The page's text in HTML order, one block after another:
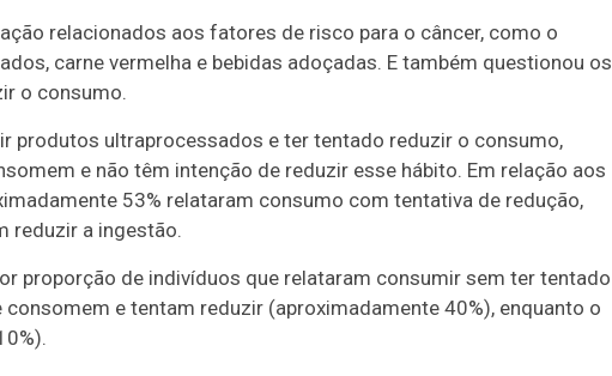
relacionados aos fatores de risco para o câncer, como o
carne vermelha e bebidas adoçadas. E também questionou os
o consumo.
produtos ultraprocessados e ter tentado reduzir o consumo,
e não têm intenção de reduzir esse hábito. Em relação aos
53% relataram consumo com tentativa de redução,
reduzir a ingestão.
proporção de indivíduos que relataram consumir sem ter tentado
e tentam reduzir (aproximadamente 40%), enquanto o